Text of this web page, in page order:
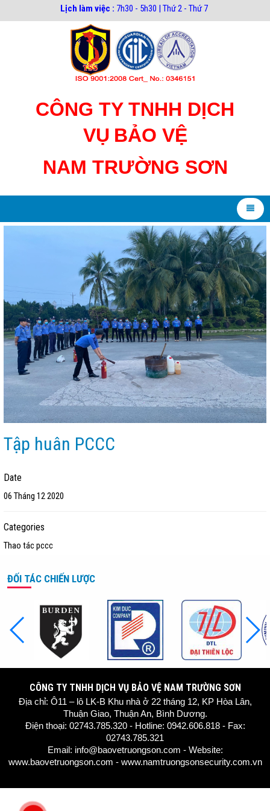
Lịch làm việc : 7h30 - 5h30 | Thứ 2 - Thứ 7
CÔNG TY TNHH DỊCH
VỤ BẢO VỆ
NAM TRƯỜNG SƠN
Tập huân PCCC
Date
06 Tháng 12 2020
Categories
Thao tác pccc
ĐỐI TÁC CHIẾN LƯỢC
CÔNG TY TNHH DỊCH VỤ BẢO VỆ NAM TRƯỜNG SƠN
Địa chỉ: Ô11 – lô LK-B Khu nhà ở 22 tháng 12, KP Hòa Lân,
Thuận Giao, Thuận An, Bình Dương.
Điện thoại: 02743.785.320 - Hotline: 0942.606.818 - Fax:
02743.785.321
Email: info@baovetruongson.com - Website:
www.baovetruongson.com - www.namtruongsonsecurity.com.vn